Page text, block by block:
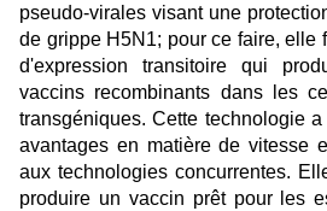
pseudo-virales visant une
de grippe H5N1; pour ce faire, elle
d'expression transitoire qui
vaccins recombinants dans les
transgéniques. Cette technologie
avantages en matière de vitesse
aux technologies concurrentes.
produire un vaccin prêt pour les